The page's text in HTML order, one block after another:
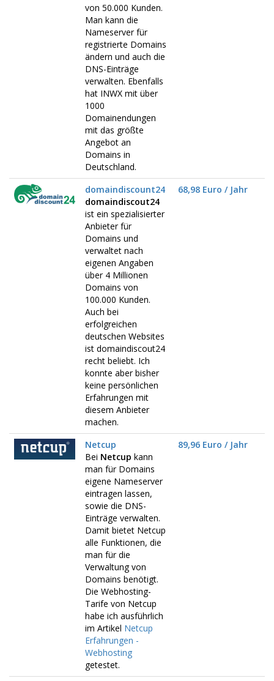
von 50.000 Kunden.
Man kann die
Nameserver für
registrierte Domains
ändern und auch die
DNS-Einträge
verwalten. Ebenfalls
hat INWX mit über
1000
Domainendungen
mit das größte
Angebot an
Domains in
Deutschland.
domaindiscount24
domaindiscout24
ist ein spezialisierter
Anbieter für
Domains und
verwaltet nach
eigenen Angaben
über 4 Millionen
Domains von
100.000 Kunden.
Auch bei
erfolgreichen
deutschen Websites
ist domaindiscout24
recht beliebt. Ich
konnte aber bisher
keine persönlichen
Erfahrungen mit
diesem Anbieter
machen.
68,98 Euro / Jahr
Netcup
Bei Netcup kann
man für Domains
eigene Nameserver
eintragen lassen,
sowie die DNS-
Einträge verwalten.
Damit bietet Netcup
alle Funktionen, die
man für die
Verwaltung von
Domains benötigt.
Die Webhosting-
Tarife von Netcup
habe ich ausführlich
im Artikel Netcup
Erfahrungen -
Webhosting
getestet.
89,96 Euro / Jahr